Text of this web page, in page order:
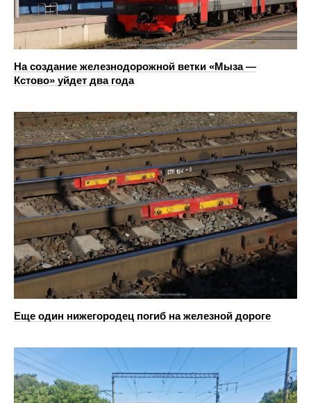
На создание железнодорожной ветки «Мыза —
Кстово» уйдет два года
Еще один нижегородец погиб на железной дороге